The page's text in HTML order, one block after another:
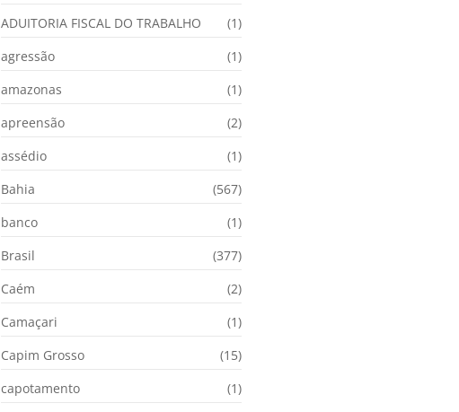
ADUITORIA FISCAL DO TRABALHO
(1)
agressão
(1)
amazonas
(1)
apreensão
(2)
assédio
(1)
Bahia
(567)
banco
(1)
Brasil
(377)
Caém
(2)
Camaçari
(1)
Capim Grosso
(15)
capotamento
(1)